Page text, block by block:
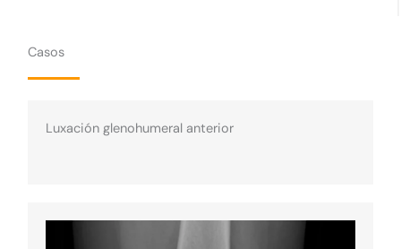
Casos
Luxación glenohumeral anterior